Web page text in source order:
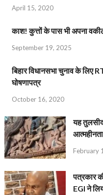
April 15, 2020
काश! कुत्तों के पास भी अपना
September 19, 2025
बिहार विधानसभा चुनाव के लिए
घोषणापत्र
October 16, 2020
यह
February
पत्रकार
EGI ने